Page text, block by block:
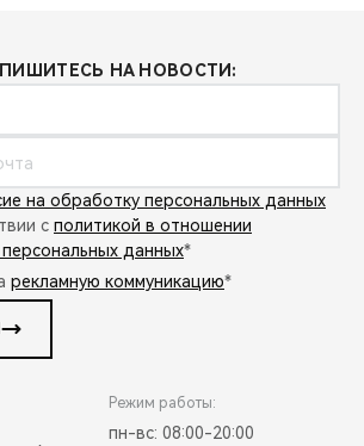
НА НОВОСТИ:
на обработку персональных данных
с политикой в отношении
данных*
рекламную коммуникацию*
Режим работы:
пн-вс: 08:00-20:00